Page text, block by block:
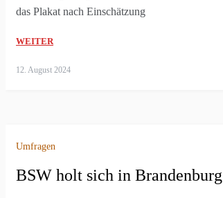
das Plakat nach Einschätzung
WEITER
12. August 2024
Umfragen
BSW holt sich in